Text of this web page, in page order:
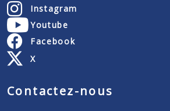
Instagram
Youtube
Facebook
X
Contactez-nous